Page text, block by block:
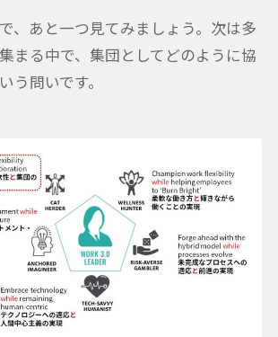
、あと一つ見てみましょう。次は多
まる中で、集団としてどのように協
う問いです。